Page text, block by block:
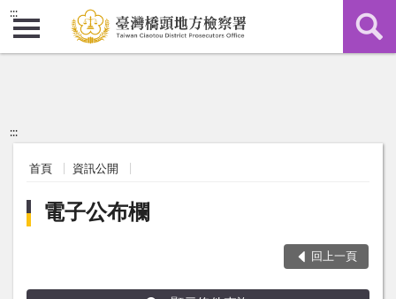
:::
:::
首頁 資訊公開
電子公布欄
回上一頁